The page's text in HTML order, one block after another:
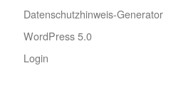
Datenschutzhinweis-Generator
WordPress 5.0
Login